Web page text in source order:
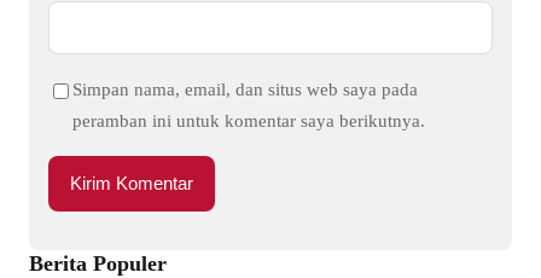
Simpan nama, email, dan situs web saya pada
peramban ini untuk komentar saya berikutnya.
Berita Populer